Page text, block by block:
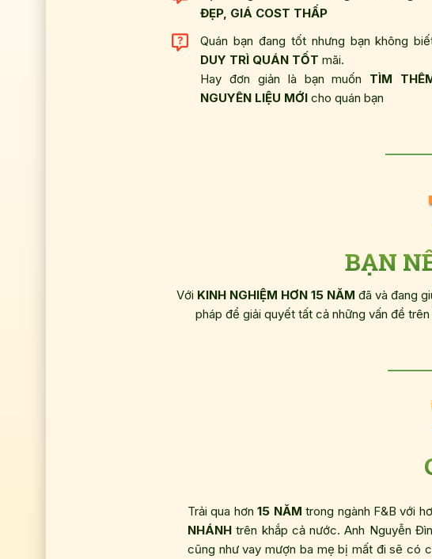
Trải qua hơn15 NĂM trong ngành F&B với
NHÁNH trên khắp cả nước. Anh Nguyễn
cũng như vay mượn ba mẹ bị mất đi sẽ có
BẠN
Với KINH NGHIỆM HƠN 15 NĂM đã và đang
pháp để giải quyết tất cả những vấn đề
ĐẸP, GIÁ COST THẤP
Quán bạn đang tốt nhưng bạn không
DUY TRÌ QUÁN TỐT mãi.
Hay đơn giản là bạn muốn TÌM
NGUYÊN LIỆU MỚI cho quán bạn